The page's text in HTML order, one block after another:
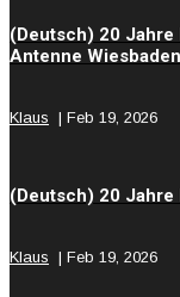
(Deutsch) 20
Antenne Wiesbaden
Klaus | Feb 19, 2026
(Deutsch) 20
Klaus | Feb 19, 2026